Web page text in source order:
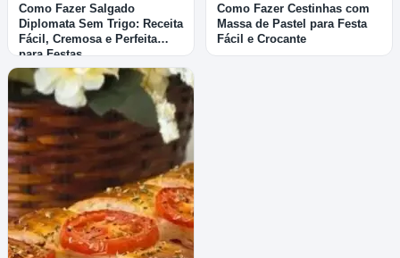
Como Fazer Salgado
Diplomata Sem Trigo: Receita
Fácil, Cremosa e Perfeita
para Festas
Como Fazer Cestinhas com
Massa de Pastel para Festa
Fácil e Crocante